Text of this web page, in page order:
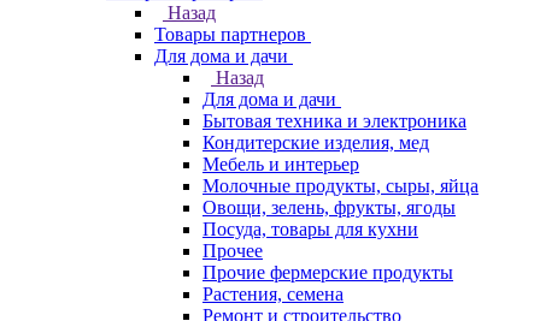
Назад
Товары партнеров
Для дома и дачи
Назад
Для дома и дачи
Бытовая техника и электроника
Кондитерские изделия, мед
Мебель и интерьер
Молочные продукты, сыры, яйца
Овощи, зелень, фрукты, ягоды
Посуда, товары для кухни
Прочее
Прочие фермерские продукты
Растения, семена
Ремонт и строительство